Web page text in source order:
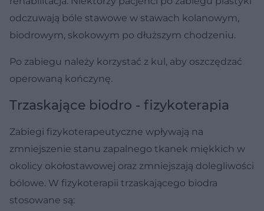
odczuwają bóle stawowe w stawach kolanowym,
biodrowym, skokowym po dłuższym chodzeniu.
Po zabiegu należy korzystać z kul, aby oszczędzać
operowaną kończynę.
Trzaskające biodro - fizykoterapia
Zabiegi fizykoterapeutyczne wpływają na
zmniejszenie stanu zapalnego tkanek miękkich w
okolicy okołostawowej oraz zmniejszają dolegliwości
bólowe. W fizykoterapii trzaskającego biodra
stosowane są: